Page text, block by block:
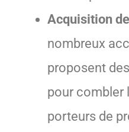
Acquisition
nombreux
proposent
pour combler
porteurs de